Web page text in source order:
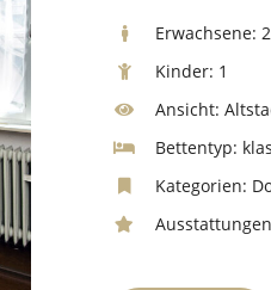
Erwachsene: 2
Kinder: 1
Ansicht:
Bettentyp:
Kategorien: